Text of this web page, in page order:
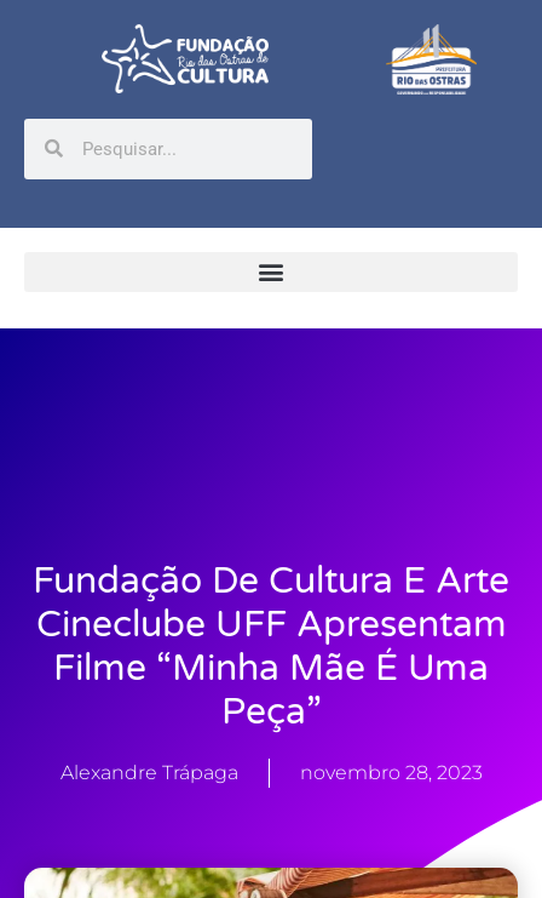
Fundação De Cultura E Arte
Cineclube UFF Apresentam
Filme “Minha Mãe É Uma
Peça”
Alexandre Trápaga novembro 28, 2023